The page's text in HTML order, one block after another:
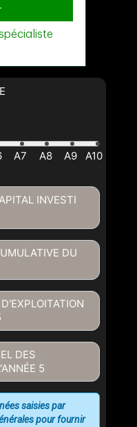
INVESTI
DU
DES
5
saisies par
pour fournir